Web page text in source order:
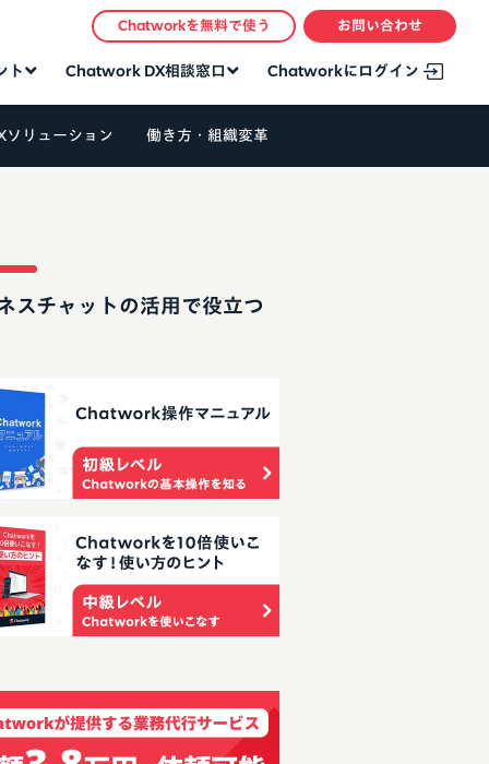
ト Chatwork DX相談窓口 Chatworkにログイン
Chatworkを無料で使う お問い合わせ
ソリューション 働き方・組織変革
スチャットの活用で役立つ